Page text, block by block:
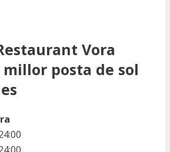
Vora
millor posta de sol